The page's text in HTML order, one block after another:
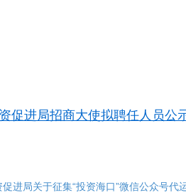
促进局招商大使拟聘任人员公
进局关于征集“投资海口”微信公众号代